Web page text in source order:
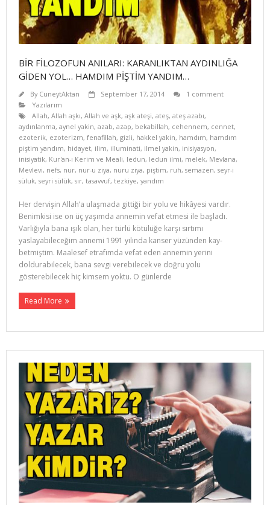
BİR FİLOZOFUN ANILARI: KARANLIKTAN AYDINLIĞA
GİDEN YOL… HAMDIM PİŞTİM YANDIM…
By CuneytAktan September 17, 2014
1 comment
Yazılarım
Allah, Allah aşkı, Allah ve aşk, aşk ateşi, ateş, ateş azabı,
aydınlanma, aynel yakin, azab, azap, bekabillah, cehennem, cennet,
ezoterik, ezoterizm, fenafillah, gizli, hakkel yakin, hamdım, hamdım
piştim yandım, hidayet, ilim, illuminati, ilmel yakin, inisiyasyon,
inisiyatik, Kur'an-ı Kerim ve Meali, ledun, ledun ilmi, melek, Mevlana,
Mevlevi, nefs, nur, nur-u ziya, nuru ziya, piştim, ruh, semazen, seyr-i
süluk, seyri sülük, sır, tasavvuf, tezkiye, yandım
Her dervişin Allah’a ulaşmada gittiği bir yolu ve hikâyesi vardır.
Benimkisi ise on üç yaşımda annemin vefat etmesi ile başladı.
Varlığıyla bana ışık olan, her türlü kötülüğe karşı sırtımı
yaslayabileceğim annemi 1991 yılında kanser yüzünden kay­
betmiştim. Maalesef etrafımda vefat eden annemin yerini
doldurabilecek, bana sevgi verebilecek ve doğru yolu
gösterebilecek hiç kimsem yoktu. O günlerde
Read More